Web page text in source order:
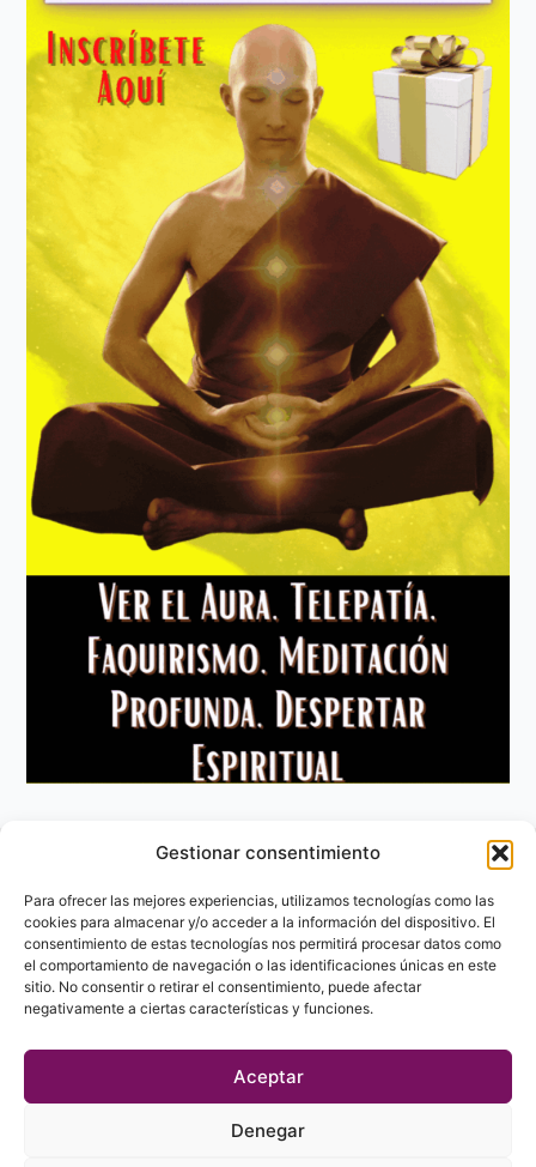
Gestionar consentimiento
Para ofrecer las mejores experiencias, utilizamos tecnologías como las
cookies para almacenar y/o acceder a la información del dispositivo. El
consentimiento de estas tecnologías nos permitirá procesar datos como
el comportamiento de navegación o las identificaciones únicas en este
sitio. No consentir o retirar el consentimiento, puede afectar
negativamente a ciertas características y funciones.
Aceptar
Denegar
Aviso Legal
Política de privacidad
Política de Cookies
Contacto